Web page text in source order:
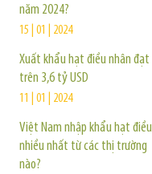
năm 2024?
15 | 01 | 2024
Xuất khẩu hạt điều nhân đạt
trên 3,6 tỷ USD
11 | 01 | 2024
Việt Nam nhập khẩu hạt điều
nhiều nhất từ các thị trường
nào?